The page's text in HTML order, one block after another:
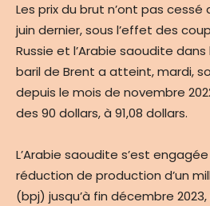
Les prix du brut n’ont pas
juin dernier, sous l’effet des
Russie et l’Arabie saoudite
baril de Brent a atteint, mardi,
depuis le mois de novembre
des 90 dollars, à 91,08 dollars.
L’Arabie saoudite s’est
réduction de production d’un
(bpj) jusqu’à fin décembre 2023,